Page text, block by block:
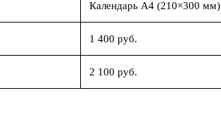
Календарь А4 (210×300 мм)
1 400 руб.
2 100 руб.